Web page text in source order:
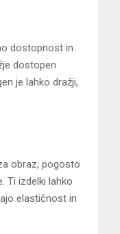
dostopnost in
dostopen
je lahko dražji,
obraz, pogosto
Ti izdelki lahko
elastičnost in